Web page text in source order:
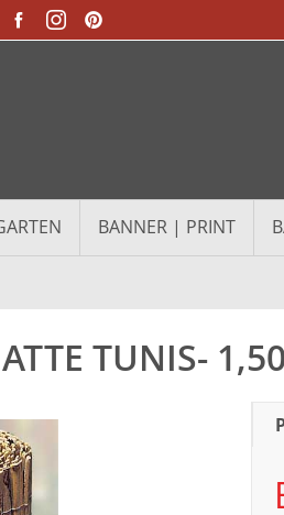
BANNER | PRINT
TUNIS-